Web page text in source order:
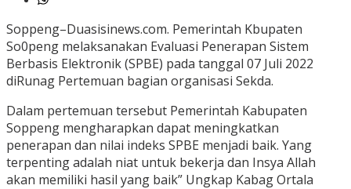
Soppeng–Duasisinews.com. Pemerintah Kbupaten
So0peng melaksanakan Evaluasi Penerapan Sistem
Berbasis Elektronik (SPBE) pada tanggal 07 Juli 2022
diRunag Pertemuan bagian organisasi Sekda.
Dalam pertemuan tersebut Pemerintah Kabupaten
Soppeng mengharapkan dapat meningkatkan
penerapan dan nilai indeks SPBE menjadi baik. Yang
terpenting adalah niat untuk bekerja dan Insya Allah
akan memiliki hasil yang baik” Ungkap Kabag Ortala